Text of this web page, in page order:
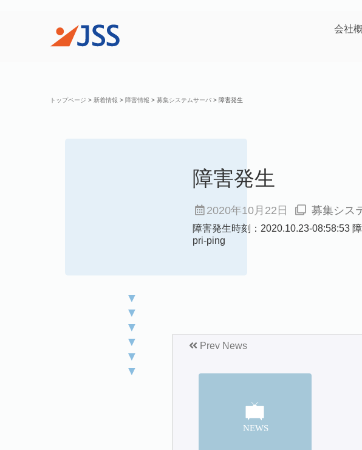
会社
トップページ > 新着情報 > 障害情報 > 募集システムサーバ > 障害発生
▼
▼
▼
▼
▼
▼
障害発生
2020年10月22日 募集シス
障害発生時刻：2020.10.23-08:58:53
pri-ping
Prev News